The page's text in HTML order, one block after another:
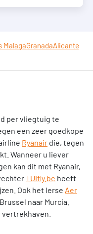
MalagaGranadaAlicante
per vliegtuig te
een zeer goedkope
Ryanair die, tegen
Wanneer u liever
kan dit met Ryanair,
TUIfly.be heeft
Ook het Ierse Aer
naar Murcia.